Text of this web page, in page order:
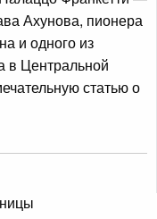
Ахунова, пионера
и одного из
в Центральной
статью о